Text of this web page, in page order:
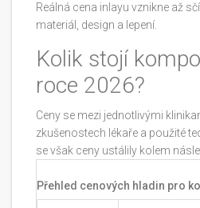
Reálná cena inlayu vznikne až
materiál, design a lepení.
Kolik stojí
roce 2026?
Ceny se mezi jednotlivými
zkušenostech lékaře a použité
se však ceny ustálily kolem
Přehled cenových hladin pro